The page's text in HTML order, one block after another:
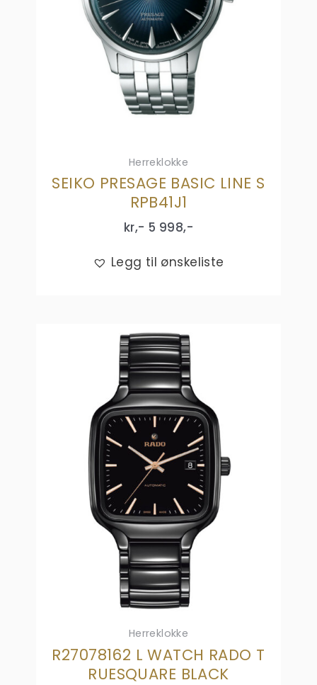
Herreklokke
SEIKO PRESAGE BASIC LINE S
RPB41J1
kr,- 5 998,-
Legg til ønskeliste
Herreklokke
R27078162 L WATCH RADO T
RUESQUARE BLACK